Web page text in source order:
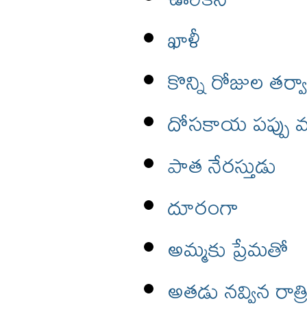
ఖాళీ
కొన్ని రోజుల
దోసకాయ పప్పు
పాత నేరస్తుడు
దూరంగా
అమ్మకు ప్రేమతో
అతడు నవ్విన